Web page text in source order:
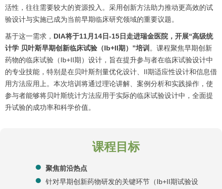
活性，往往需要较大的资源投入。采用创新方法助力推动更高效的试
验设计与实施已成为当前早期临床研究领域的重要议题。
基于这一需求， DIA将于11月14日-15日走进瑞金医院，开展“高级统
计学 贝叶斯早期创新临床试验（Ib+II期）”培训 。课程聚焦早期创新
药物的临床试验（Ib+II期）设计，旨在提升参与者在临床试验设计中
的专业技能，特别是在贝叶斯剂量优化设计、II期适应性设计和信息借
用方法应用上。本次培训将通过理论讲解、案例分析和实践操作，使
参与者能够将贝叶斯统计方法应用于实际的临床试验设计中，全面提
升试验的成功率和科学价值。
课程目标
聚焦前沿热点
针对早期创新药物研发的关键环节（Ib+II期试验设